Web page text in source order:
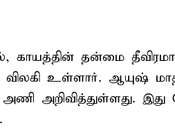
காயத்தின் தன்மை
உள்ளார். ஆயுஷ்
அறிவித்துள்ளது.